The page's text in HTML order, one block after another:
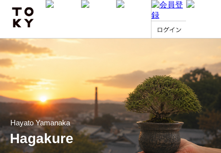
Hayato Yamanaka
Hagakure